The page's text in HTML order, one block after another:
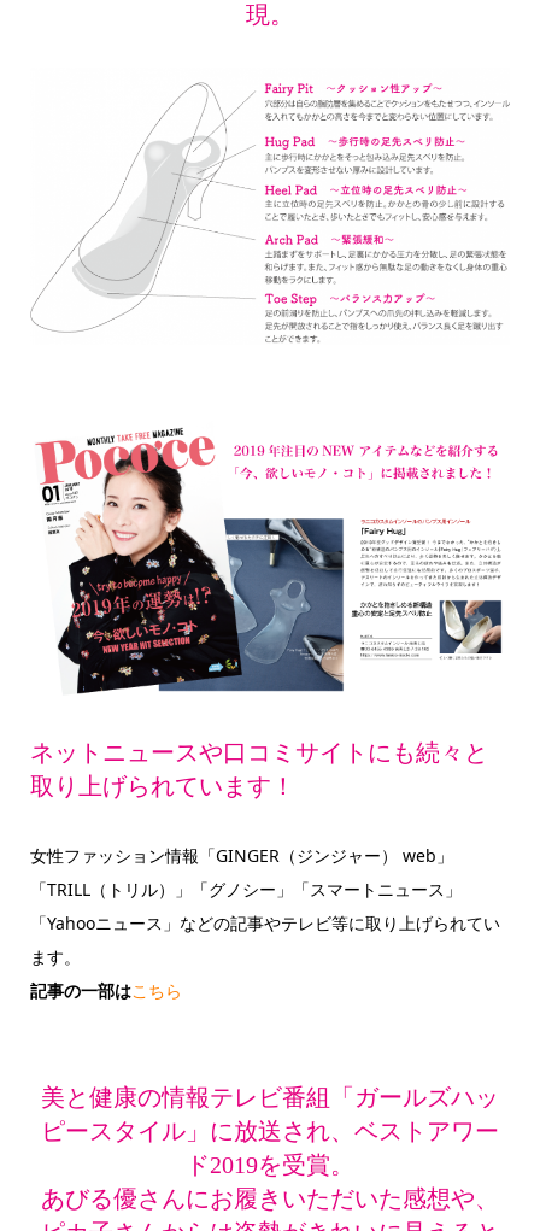
現。
ネットニュースや口コミサイトにも続々と
取り上げられています！
女性ファッション情報「GINGER（ジンジャー） web」
「TRILL（トリル）」「グノシー」「スマートニュース」
「Yahooニュース」などの記事やテレビ等に取り上げられてい
ます。
記事の一部はこちら
美と健康の情報テレビ番組「ガールズハッ
ピースタイル」に放送され、ベストアワー
ド2019を受賞。
あびる優さんにお履きいただいた感想や、